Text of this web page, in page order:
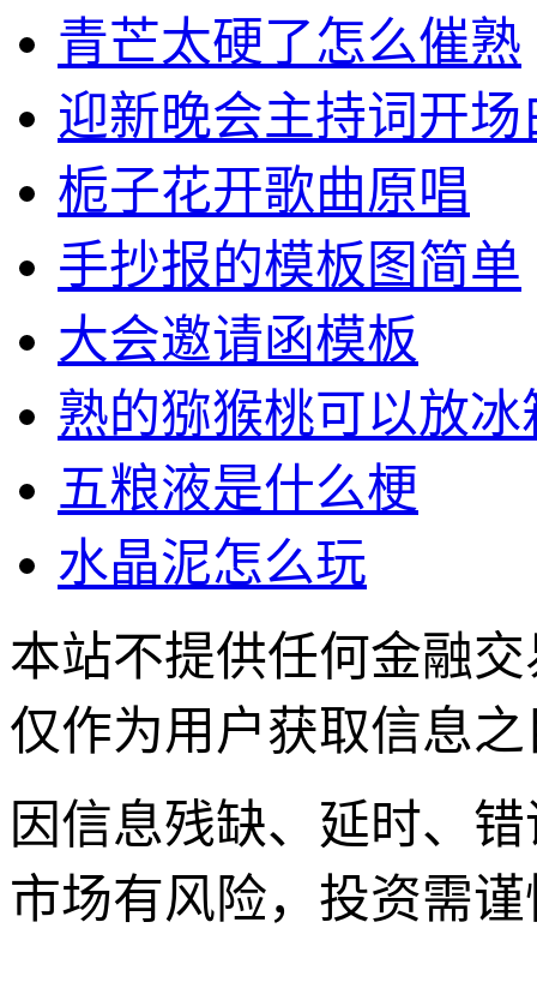
青芒太硬了怎么催熟
迎新晚会主持词开场
栀子花开歌曲原唱
手抄报的模板图简单
大会邀请函模板
熟的猕猴桃可以放冰
五粮液是什么梗
水晶泥怎么玩
本站不提供任何金融
仅作为用户获取信息
因信息残缺、延时、
市场有风险，投资需